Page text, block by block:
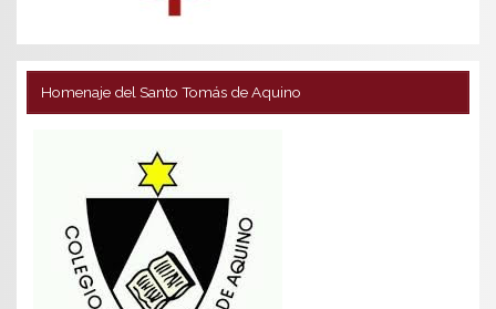
Homenaje del Santo Tomás de Aquino